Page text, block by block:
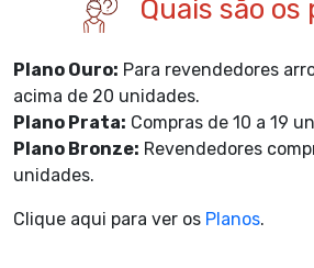
Quais são os
Plano Ouro: Para revendedores
acima de 20 unidades.
Plano Prata: Compras de 10 a 19
Plano Bronze: Revendedores
unidades.
Clique aqui para ver os Planos.